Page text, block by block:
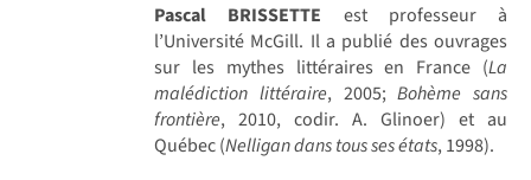
Pascal BRISSETTE est professeur à
l’Université McGill. Il a publié des ouvrages
sur les mythes littéraires en France (La
malédiction littéraire, 2005;Bohème sans
frontière, 2010, codir. A. Glinoer) et au
Québec (Nelligan dans tous ses états, 1998).